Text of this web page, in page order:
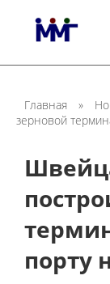
Главная »
зерновой
порту